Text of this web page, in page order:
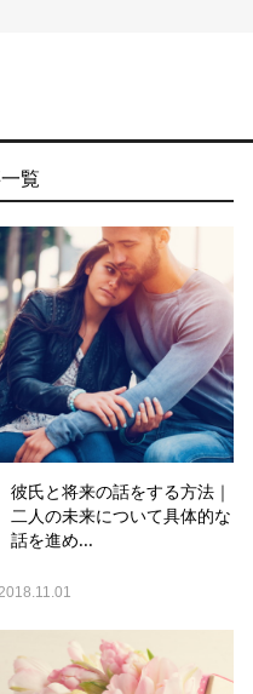
覧
彼氏と将来の話をする方法｜
二人の未来について具体的な
話を進め...